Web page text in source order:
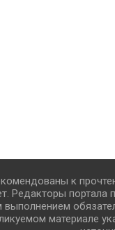
к
Редакторы портала
материале